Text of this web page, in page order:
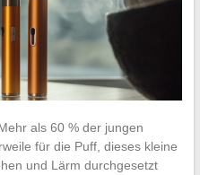
als 60 % der jungen
für die Puff, dieses kleine
und Lärm durchgesetzt